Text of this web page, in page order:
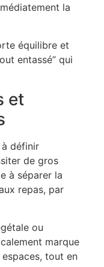
la
équilibre et
entassé” qui
et
définir
de gros
à séparer la
repas, par
ou
marque
tout en